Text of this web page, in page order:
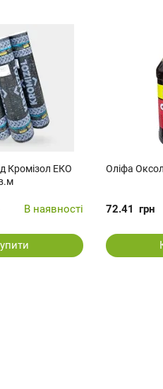
Кромізол ЕКО
В наявності
Оліфа
72.41 грн